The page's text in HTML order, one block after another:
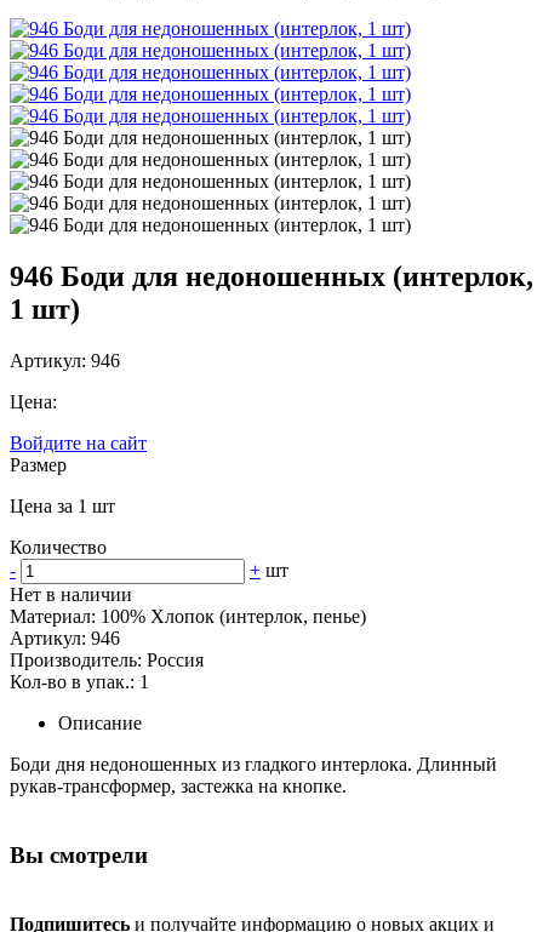
946 Боди для недоношенных (интерлок,
1 шт)
Артикул: 946
Цена:
Войдите на сайт
Размер
Цена за 1 шт
Количество
-
+ шт
Нет в наличии
Материал: 100% Хлопок (интерлок, пенье)
Артикул: 946
Производитель: Россия
Кол-во в упак.: 1
Описание
Боди дня недоношенных из гладкого интерлока. Длинный
рукав-трансформер, застежка на кнопке.
Вы смотрели
Подпишитесь и получайте информацию о новых акцих и